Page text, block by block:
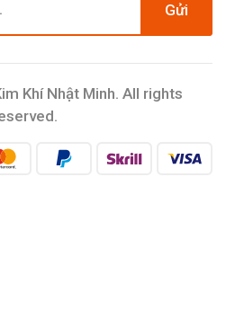
Gửi
Khí Nhật Minh. All rights